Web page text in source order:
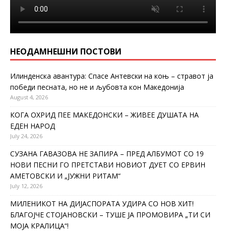
НЕОДАМНЕШНИ ПОСТОВИ
Илинденска авантура: Спасе Антевски на коњ – стравот ја
победи песната, но не и љубовта кон Македонија
August 4, 2026
КОГА ОХРИД ПЕЕ МАКЕДОНСКИ – ЖИВЕЕ ДУШАТА НА
ЕДЕН НАРОД
July 24, 2026
СУЗАНА ГАВАЗОВА НЕ ЗАПИРА – ПРЕД АЛБУМОТ СО 19
НОВИ ПЕСНИ ГО ПРЕТСТАВИ НОВИОТ ДУЕТ СО ЕРВИН
АМЕТОВСКИ И „ЈУЖНИ РИТАМ“
July 12, 2026
МИЛЕНИКОТ НА ДИЈАСПОРАТА УДИРА СО НОВ ХИТ!
БЛАГОЈЧЕ СТОЈАНОВСКИ – ТУШЕ ЈА ПРОМОВИРА „ТИ СИ
МОЈА КРАЛИЦА“!